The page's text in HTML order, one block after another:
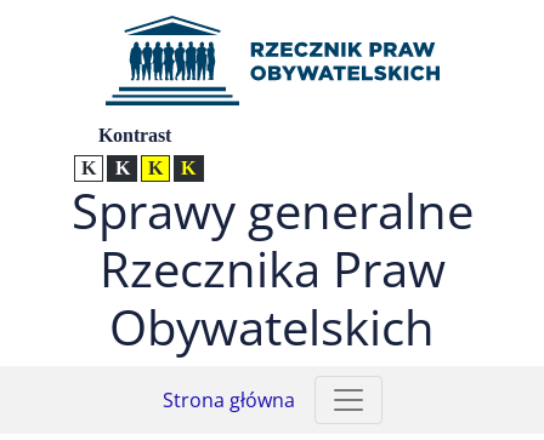
Przejdź do menu głównego (nacisnij Enter)
Przejdź do treści (nacisnij Enter)
Przejdź do mapy serwisu (nacisnij Enter)
UstawieniaKontrast
Kontrast normalny
Kontrast biały tekst na czarnym
Kontrast czarny tekst na żółtym
Sprawy generalne
Rzecznika Praw
Obywatelskich
Strona główna